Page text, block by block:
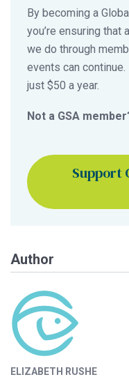
By becoming a
you’re ensuring
we do through
events can
just $50 a year.
Not a GSA
Support
Author
ELIZABETH RUSHE